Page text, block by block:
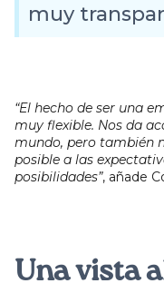
muy
“El hecho de ser una
muy flexible. Nos da
mundo, pero también
posible a las
posibilidades”, añade
Una vista